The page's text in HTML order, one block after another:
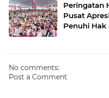
Peringatan
Pusat
Penuhi
No comments:
Post a Comment